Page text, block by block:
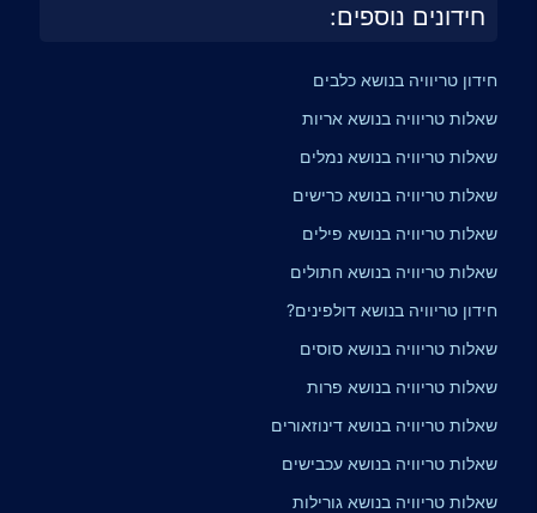
חידונים נוספים:
חידון טריוויה בנושא כלבים
שאלות טריוויה בנושא אריות
שאלות טריוויה בנושא נמלים
שאלות טריוויה בנושא כרישים
שאלות טריוויה בנושא פילים
שאלות טריוויה בנושא חתולים
חידון טריוויה בנושא דולפינים?
שאלות טריוויה בנושא סוסים
שאלות טריוויה בנושא פרות
שאלות טריוויה בנושא דינוזאורים
שאלות טריוויה בנושא עכבישים
שאלות טריוויה בנושא גורילות